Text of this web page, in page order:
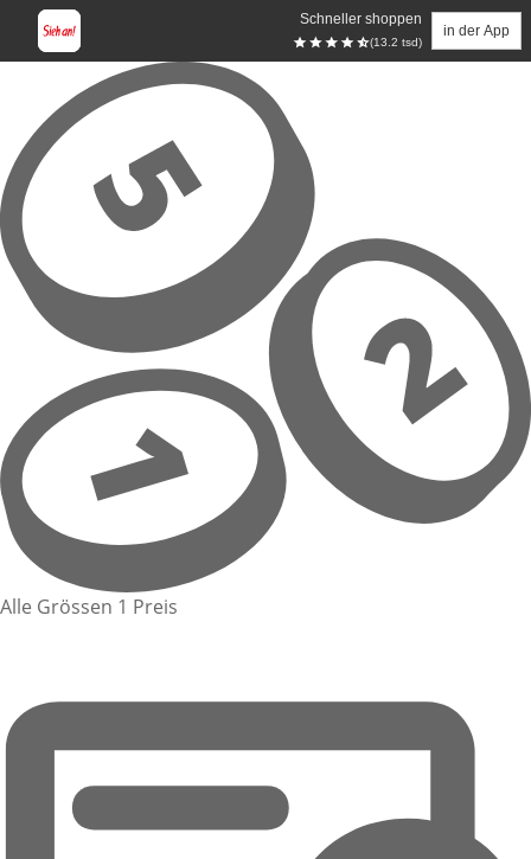
Schneller shoppen
(13.2 tsd)
in der App
Zum Hauptinhalt springen
Alle Grössen 1 Preis